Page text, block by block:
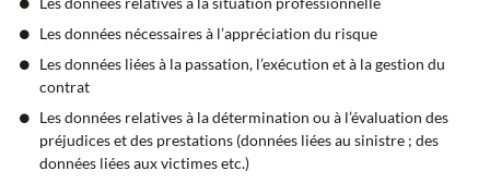
Les données nécessaires à l’appréciation du risque
Les données liées à la passation, l’exécution et à la gestion du
contrat
Les données relatives à la détermination ou à l’évaluation des
préjudices et des prestations (données liées au sinistre ; des
données liées aux victimes etc.)